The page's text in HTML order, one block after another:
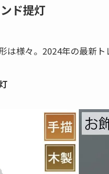
ド提灯
は様々。2024年の最新ト